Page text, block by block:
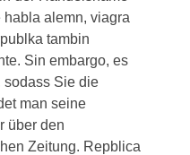
alemn, viagra
tambin
Sin embargo, es
sodass Sie die
man seine
über den
Zeitung. Repblica